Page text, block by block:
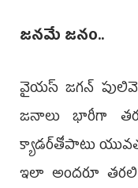
జనమే జనం..
వైయస్‌ జగన్‌
జనాలు భారీగా
క్యాడర్‌తోపాటు
ఇలా అందరూ